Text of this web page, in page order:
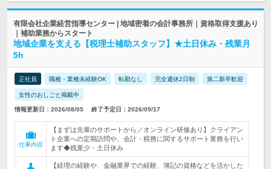
有限会社企業経営指導センター | 地域密着の会計事務所｜資格取得支援あり
｜補助業務からスタート
地域企業を支える【税理士補助スタッフ】★土日休み・残業月
5h
正社員 職種・業種未経験OK 転勤なし 完全週休2日制 第二新卒歓迎
女性のおしごと掲載中
情報更新日：2026/08/05 終了予定日：2026/09/17
仕事内容
【まずは先輩のサポートから／オンライン研修あり】クライアン
ト企業への定期訪問や、会計・税務に関するサポート業務を行い
ます◆残業少・土日休み
【経理の経験や、金融業界での経験、簿記の資格などを活かした